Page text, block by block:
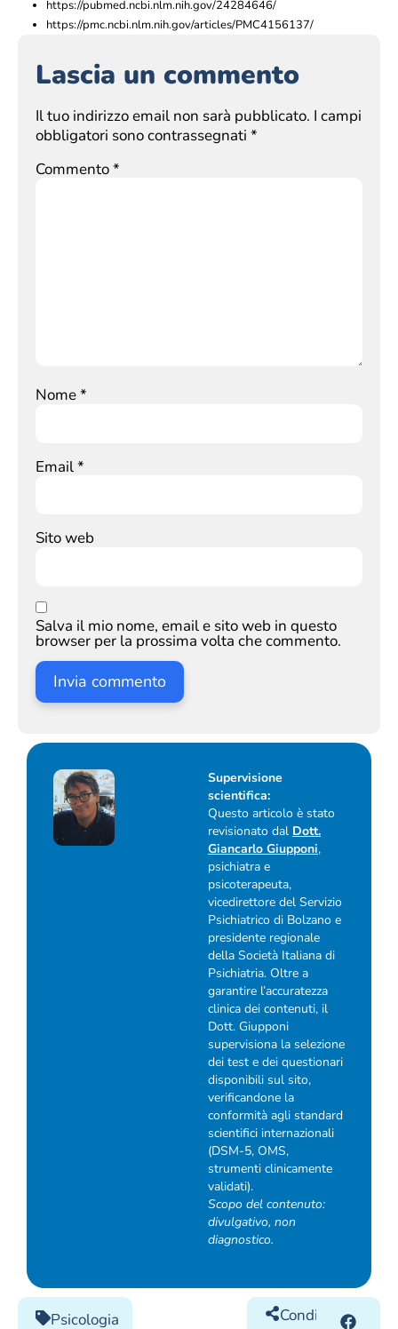
https://pubmed.ncbi.nlm.nih.gov/24284646/
https://pmc.ncbi.nlm.nih.gov/articles/PMC4156137/
Lascia un commento
Il tuo indirizzo email non sarà pubblicato. I campi
obbligatori sono contrassegnati *
Commento*
Nome*
Email*
Sito web
Salva il mio nome, email e sito web in questo
browser per la prossima volta che commento.
Supervisione
scientifica:
Questo articolo è stato
revisionato dal Dott.
Giancarlo Giupponi,
psichiatra e
psicoterapeuta,
vicedirettore del Servizio
Psichiatrico di Bolzano e
presidente regionale
della Società Italiana di
Psichiatria. Oltre a
garantire l’accuratezza
clinica dei contenuti, il
Dott. Giupponi
supervisiona la selezione
dei test e dei questionari
disponibili sul sito,
verificandone la
conformità agli standard
scientifici internazionali
(DSM-5, OMS,
strumenti clinicamente
validati).
Scopo del contenuto:
divulgativo, non
diagnostico.
Psicologia
Condividilo